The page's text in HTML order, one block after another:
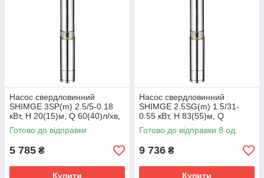
Насос свердловинний
SHIMGE 3SP(m) 2.5/5-0.18
кВт, Н 20(15)м, Q 60(40)л/хв,
Ø75 мм, (кабель 15 м)
Готово до відправки
5 785 ₴
Купити
Насос свердловинний
SHIMGE 2.5SG(m) 1.5/31-
0.55 кВт, Н 83(55)м, Q
45(25)л/хв, Ø66 мм, (кабель
1,5 м)
Готово до відправки 8 од.
9 736 ₴
Купити